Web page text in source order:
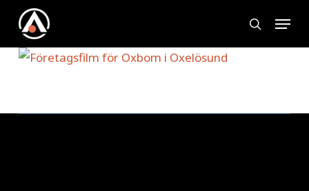
main
search
Menu